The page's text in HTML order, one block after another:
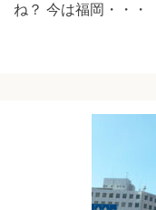
ね？ 今は福岡・・・